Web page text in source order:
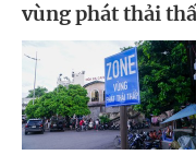
vùng phát thải